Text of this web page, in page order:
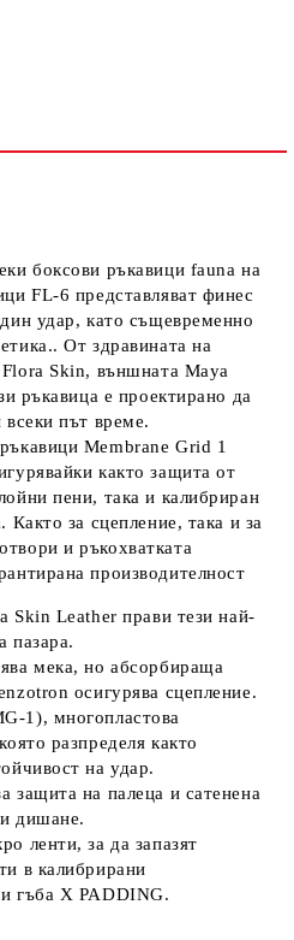
боксови ръкавици fauna на
FL-6 представляват финес
удар, като същевременно
От здравината на
Skin, външната Maya
ръкавица е проектирано да
всеки път време.
Membrane Grid 1
както защита от
пени, така и калибриран
Както за сцепление, така и за
и ръкохватката
производителност
Skin Leather прави тези най-
пазара.
мека, но абсорбираща
осигурява сцепление.
1), многопластова
разпределя както
на удар.
защита на палеца и сатенена
дишане.
ленти, за да запазят
в калибрирани
гъба X PADDING.